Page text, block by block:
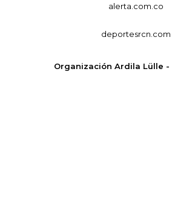
alerta.com.co
deportesrcn.com
Organización Ardila Lülle -